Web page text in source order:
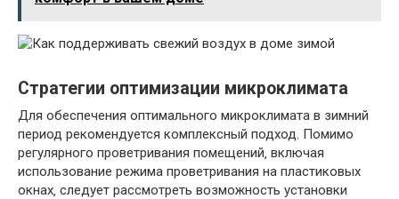
Стратегии оптимизации микроклимата
Для обеспечения оптимального микроклимата в зимний
период рекомендуется комплексный подход. Помимо
регулярного проветривания помещений‚ включая
использование режима проветривания на пластиковых
окнах‚ следует рассмотреть возможность установки